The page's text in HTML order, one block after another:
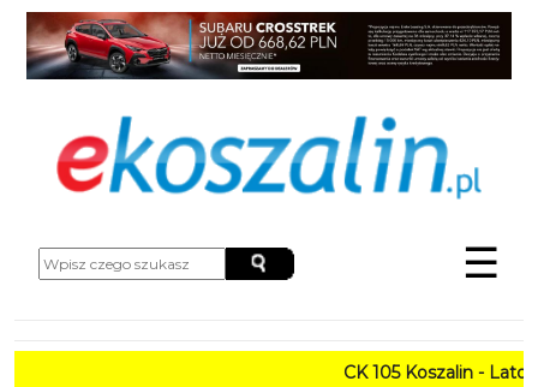
☰
CK 105 Koszalin - Lato w